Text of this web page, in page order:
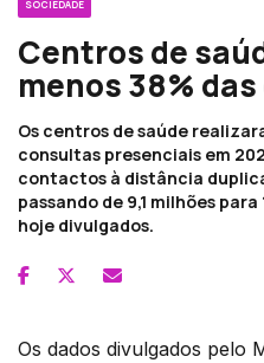
SOCIEDADE
Centros de
menos 38%
Os centros de saúde
consultas presenciais em
contactos à distância
passando de 9,1 milhões
hoje divulgados.
Os dados divulgados pelo